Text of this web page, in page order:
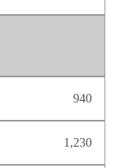
940
1,230